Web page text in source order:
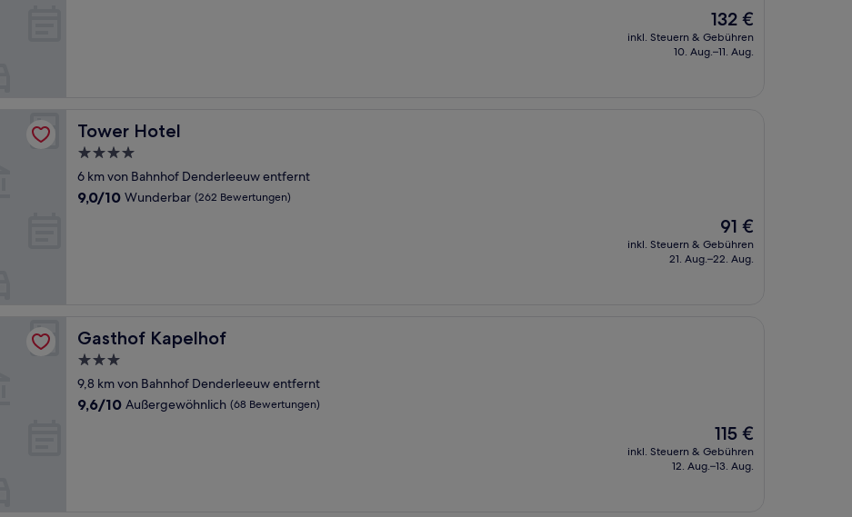
Der
Preis
beträgt
132 €
inkl. Steuern & Gebühren
10. Aug.–11. Aug.
Tower Hotel
Tower Hotel
4.0-
Sterne-
Unterkunft
6 km von Bahnhof Denderleeuw entfernt
9.0
9,0/10 Wunderbar (262 Bewertungen)
Der
Preis
beträgt
91 €
inkl. Steuern & Gebühren
21. Aug.–22. Aug.
Gasthof Kapelhof
Gasthof Kapelhof
3.0-
Sterne-
Unterkunft
9,8 km von Bahnhof Denderleeuw entfernt
9.6
9,6/10 Außergewöhnlich (68 Bewertungen)
Der
Preis
beträgt
115 €
inkl. Steuern & Gebühren
12. Aug.–13. Aug.